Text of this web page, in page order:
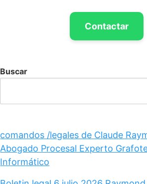
Contactar
Buscar
comandos /legales de Claude
Abogado Procesal Experto
Informático